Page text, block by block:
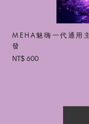
MEHA魅嗨一代通用
發
NT$ 600